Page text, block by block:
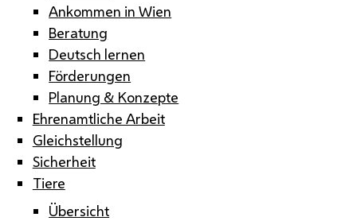
Ankommen in Wien
Beratung
Deutsch lernen
Förderungen
Planung & Konzepte
Ehrenamtliche Arbeit
Gleichstellung
Sicherheit
Tiere
Übersicht